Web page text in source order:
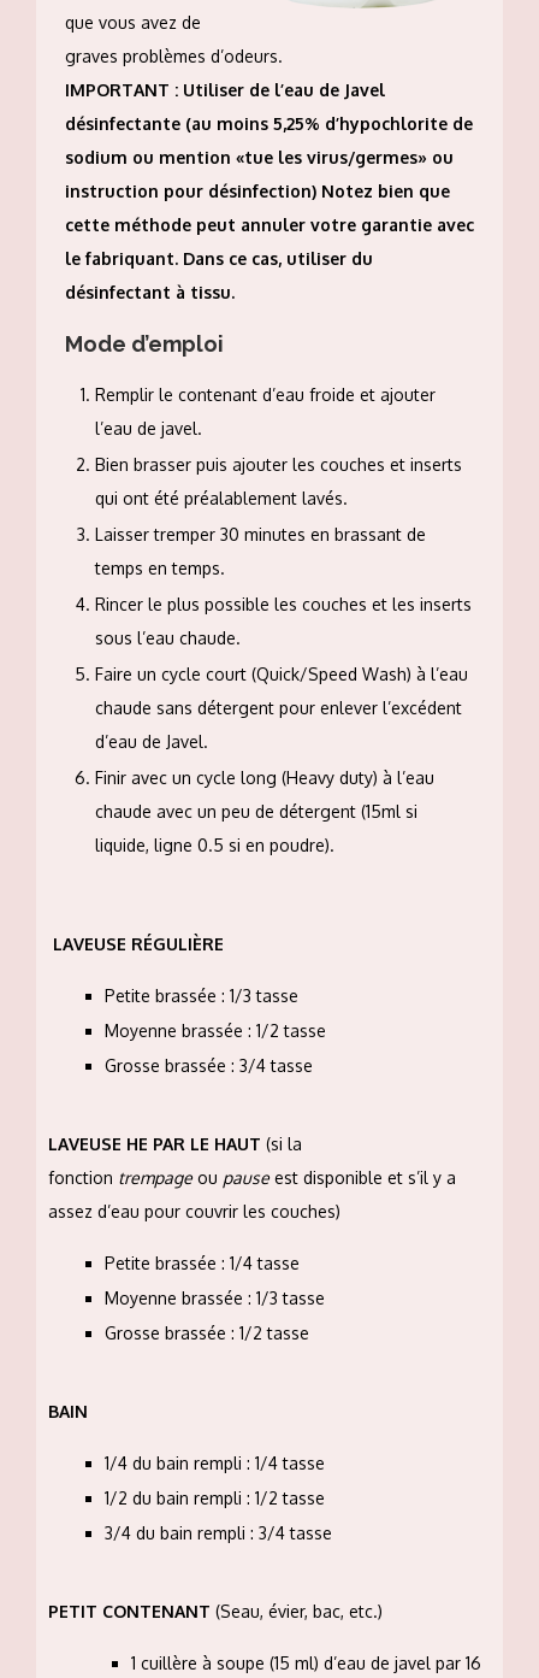
que vous avez de
graves problèmes d’odeurs.
IMPORTANT : Utiliser de l’eau de Javel
désinfectante (au moins 5,25% d’hypochlorite de
sodium ou mention «tue les virus/germes» ou
instruction pour désinfection) Notez bien que
cette méthode peut annuler votre garantie avec
le fabriquant. Dans ce cas, utiliser du
désinfectant à tissu.
Mode d’emploi
Remplir le contenant d’eau froide et ajouter
l’eau de javel.
Bien brasser puis ajouter les couches et inserts
qui ont été préalablement lavés.
Laisser tremper 30 minutes en brassant de
temps en temps.
Rincer le plus possible les couches et les inserts
sous l’eau chaude.
Faire un cycle court (Quick/Speed Wash) à l’eau
chaude sans détergent pour enlever l’excédent
d’eau de Javel.
Finir avec un cycle long (Heavy duty) à l’eau
chaude avec un peu de détergent (15ml si
liquide, ligne 0.5 si en poudre).
LAVEUSE RÉGULIÈRE
Petite brassée : 1/3 tasse
Moyenne brassée : 1/2 tasse
Grosse brassée : 3/4 tasse
LAVEUSE HE PAR LE HAUT (si la
fonction trempageou pauseest disponible et s’il y a
assez d’eau pour couvrir les couches)
Petite brassée : 1/4 tasse
Moyenne brassée : 1/3 tasse
Grosse brassée : 1/2 tasse
BAIN
1/4 du bain rempli : 1/4 tasse
1/2 du bain rempli : 1/2 tasse
3/4 du bain rempli : 3/4 tasse
PETIT CONTENANT (Seau, évier, bac, etc.)
1 cuillère à soupe (15 ml) d’eau de javel par 16